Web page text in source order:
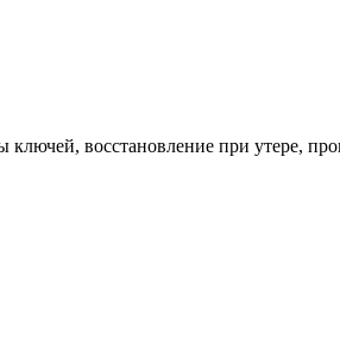
восстановление при утере,